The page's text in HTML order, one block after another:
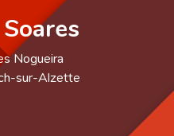
Nogueira
sur-Alzette